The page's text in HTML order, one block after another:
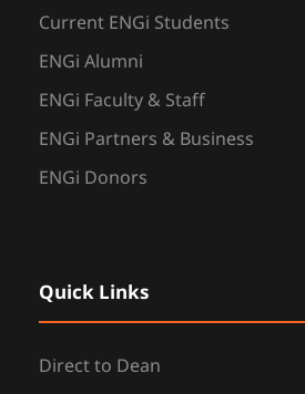
Current ENGi Students
ENGi Alumni
ENGi Faculty & Staff
ENGi Partners & Business
ENGi Donors
Quick Links
Direct to Dean